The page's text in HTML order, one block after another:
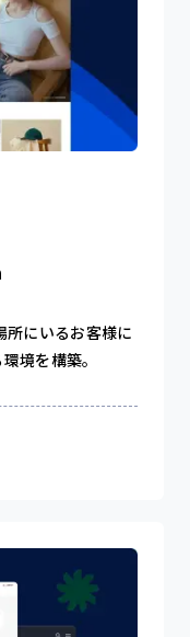
所にいるお客様に
境を構築。